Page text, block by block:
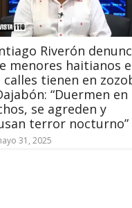
Riverón
menores haitianos
calles tienen en
“Duermen en
se agreden y
terror nocturno”
31, 2025